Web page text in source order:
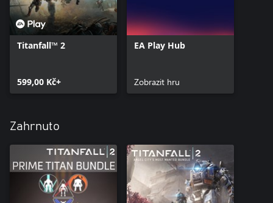
Titanfall™ 2
599,00 Kč+
EA Play Hub
Zobrazit hru
Zahrnuto